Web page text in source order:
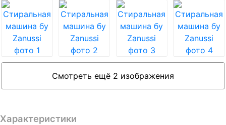
Смотреть ещё 2 изображения
Характеристики